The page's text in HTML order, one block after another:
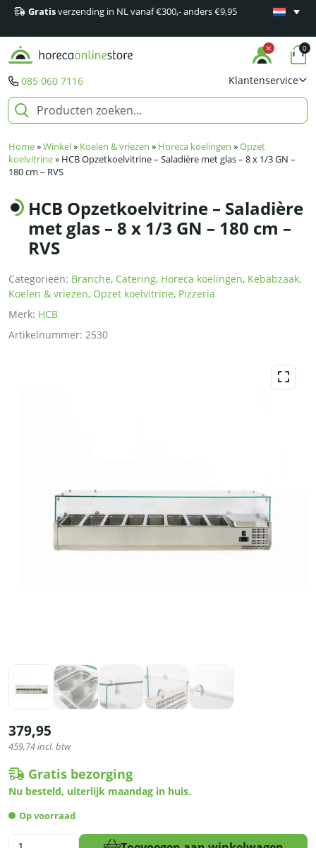
Gratisverzending in NL vanaf €300,- anders €9,95
Minimaal
085 060 7116 Klantenservice
0
Home»Winkel» Koelen & vriezen » Horeca koelingen »Opzet
koelvitrine» HCB Opzetkoelvitrine – Saladière met glas – 8 x 1/3 GN –
180 cm – RVS
HCB Opzetkoelvitrine – Saladière
met glas – 8 x 1/3 GN – 180 cm –
RVS
Categorieën: Branche, Catering, Horeca koelingen, Kebabzaak,
Koelen & vriezen, Opzet koelvitrine, Pizzeria
Merk: HCB
Artikelnummer: 2530
379,95
459,74incl. btw
Gratis bezorging
Nu besteld, uiterlijk maandag in huis.
Op voorraad
HCB